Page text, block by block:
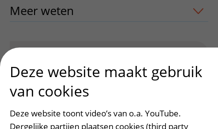
Meer weten uitklapper, klik om te
Heeft deze informatie u geholpen?
Ja
Nee
Deze website maakt gebruik
van cookies
Deze website toont video’s van o.a. YouTube.
Dergelijke partijen plaatsen cookies (third party